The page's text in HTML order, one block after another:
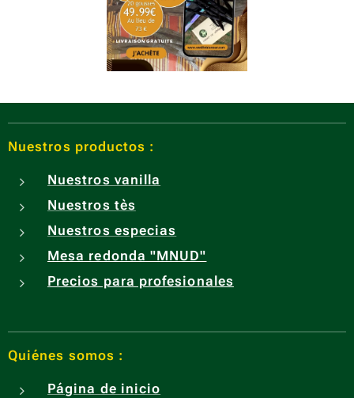
Nuestros productos :
Nuestros vanilla
Nuestros tès
Nuestros especias
Mesa redonda "MNUD"
Precios para profesionales
Quiénes somos :
Página de inicio